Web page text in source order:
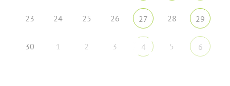
23 24 25 26 27 28 29
30 1 2 3 4 5 6